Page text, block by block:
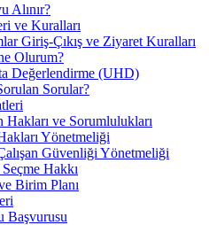
Alınır?
ve Kuralları
Giriş-Çıkış ve Ziyaret Kuralları
Olurum?
Değerlendirme (UHD)
Sorular?
Hakları ve Sorumlulukları
Yönetmeliği
Güvenliği Yönetmeliği
Hakkı
Birim Planı
Başvurusu